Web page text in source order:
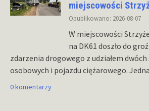
miejscowości
Opublikowano: 2026-08-07
W miejscowości
na DK61 doszło do
zdarzenia drogowego z udziałem
osobowych i pojazdu ciężarowego.
0 komentarzy